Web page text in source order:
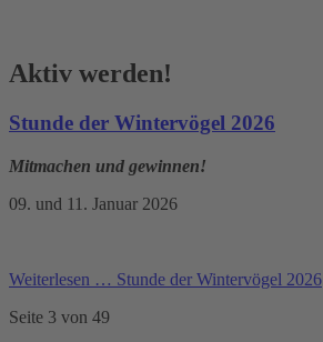
Aktiv werden!
Stunde der Wintervögel 2026
Mitmachen und gewinnen!
09. und 11. Januar 2026
Weiterlesen … Stunde der Wintervögel 2026
Seite 3 von 49